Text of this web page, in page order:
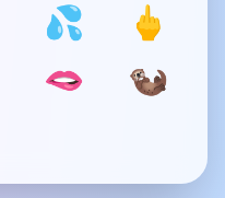
💦
🖕
🫦
🦦